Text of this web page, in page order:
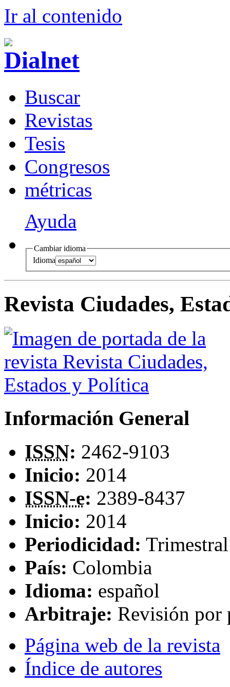
Ir al contenido
Buscar
Revistas
Tesis
Congresos
métricas
Ayuda
Cambiar idioma
Idioma
Revista Ciudades,
Información General
ISSN: 2462-9103
Inicio: 2014
ISSN-e: 2389-8437
Inicio: 2014
Periodicidad: Trimestral
País: Colombia
Idioma: español
Arbitraje: Revisión por
Página web de la revista
Índice de autores